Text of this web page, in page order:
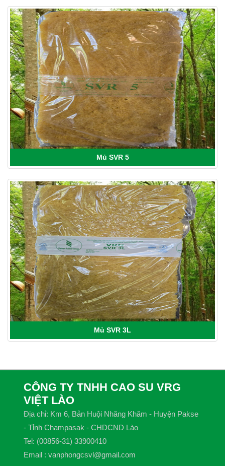
Mủ SVR 5
Mủ SVR 3L
CÔNG TY TNHH CAO SU VRG
VIỆT LÀO
Địa chỉ: Km 6, Bản Huội Nhăng Khăm - Huyện Pakse
- Tỉnh Champasak - CHDCND Lào
Tel: (00856-31) 33900410
Email : vanphongcsvl@gmail.com